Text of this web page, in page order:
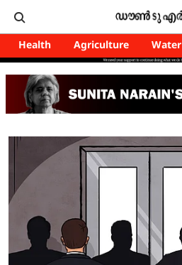
Health Agriculture Water